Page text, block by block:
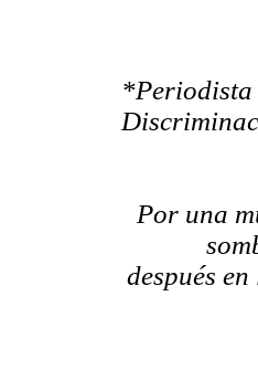
Por una
después